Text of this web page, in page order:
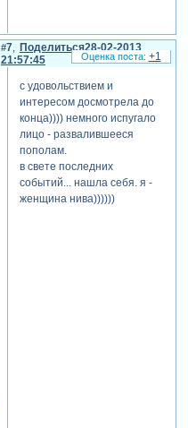
Поделиться
7
28-02-2013
21:57:45
с удовольствием и
интересом досмотрела до
конца)))) немного испугало
лицо - развалившееся
пополам.
в свете последних
событий... нашла себя. я -
женщина нива))))))
+1